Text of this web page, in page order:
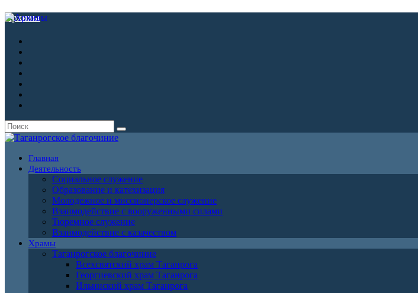
Архивы
Главная
Деятельность
Социальное служение
Образование и катехизация
Молодежное и миссионерское служение
Взаимодействие с вооруженными силами
Тюремное служение
Взаимодействие с казачеством
Храмы
Таганрогское благочиние
Всехсвятский храм Таганрога
Георгиевский храм Таганрога
Ильинский храм Таганрога